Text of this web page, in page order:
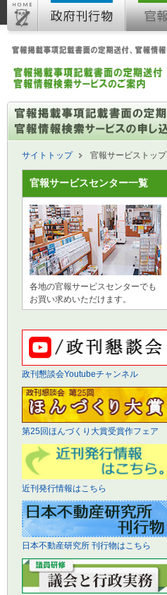
サイトトップ 官報サービストップ
官報サービスセンター一覧
各地の官報サービスセンターでも
お買い求めいただけます。
政刊懇談会Youtubeチャンネル
第25回ほんづくり大賞受賞作フェア
近刊発行情報はこちら
日本不動産研究所 刊行物はこちら